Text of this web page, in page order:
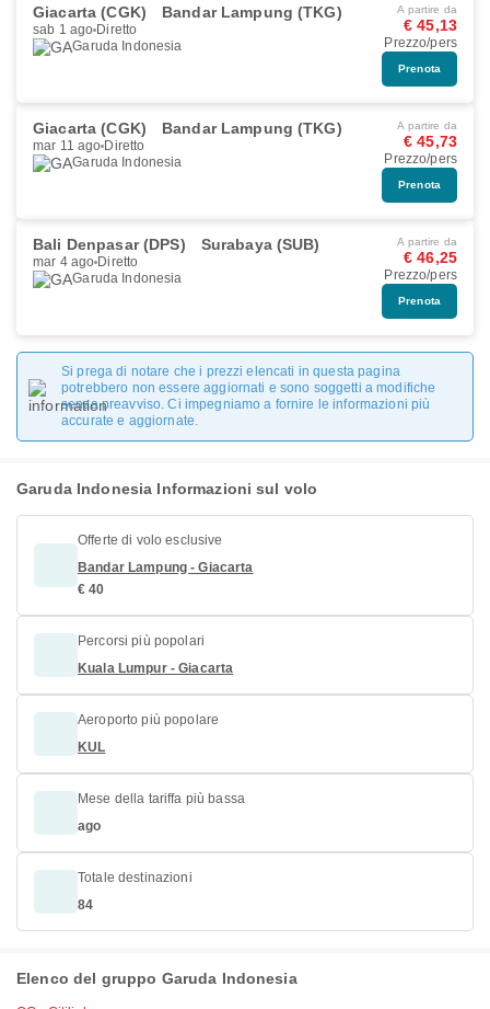
Giacarta (CGK) Bandar Lampung (TKG)
sab 1 ago Diretto
Garuda Indonesia
A partire da
€ 45,13
Prezzo/pers
Prenota
Giacarta (CGK) Bandar Lampung (TKG)
mar 11 ago Diretto
Garuda Indonesia
A partire da
€ 45,73
Prezzo/pers
Prenota
Bali Denpasar (DPS) Surabaya (SUB)
mar 4 ago Diretto
Garuda Indonesia
A partire da
€ 46,25
Prezzo/pers
Prenota
Si prega di notare che i prezzi elencati in questa pagina
potrebbero non essere aggiornati e sono soggetti a modifiche
senza preavviso. Ci impegniamo a fornire le informazioni più
accurate e aggiornate.
Garuda Indonesia Informazioni sul volo
Offerte di volo esclusive
Bandar Lampung - Giacarta
€ 40
Percorsi più popolari
Kuala Lumpur - Giacarta
Aeroporto più popolare
KUL
Mese della tariffa più bassa
ago
Totale destinazioni
84
Elenco del gruppo Garuda Indonesia